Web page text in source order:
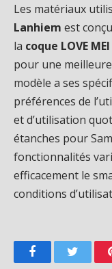
Les matériaux
Lanhiem est
la coque LOVE MEI
pour une
modèle a ses
préférences de
et d’utilisation
étanches pour
fonctionnalités
efficacement le
conditions
FacebookTwitter